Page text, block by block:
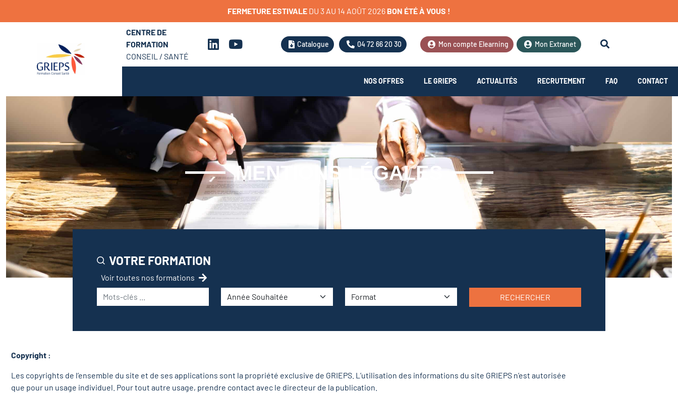
FERMETURE ESTIVALE DU 3 AU 14 AOÛT 2026 BON ÉTÉÀ VOUS !
CENTRE DE
FORMATION
CONSEIL / SANTÉ
Catalogue 04 72 66 20 30 Mon compte Elearning Mon Extranet
NOS OFFRES LE GRIEPS ACTUALITÉS RECRUTEMENT FAQ CONTACT
MENTIONS LÉGALES
VOTRE FORMATION
Voir toutes nos formations
RECHERCHER
Copyright :
Les copyrights de l’ensemble du site et de ses applications sont la propriété exclusive de GRIEPS. L’utilisation des informations du site GRIEPS n’est autorisée
que pour un usage individuel. Pour tout autre usage, prendre contact avec le directeur de la publication.